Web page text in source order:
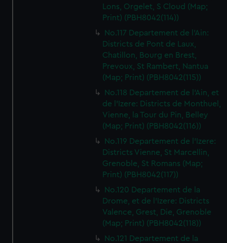
Lons, Orgelet, S Cloud (Map;
Print) (PBH8042(114))
No.117 Departement de l'Ain:
Districts de Pont de Laux,
Chatillon, Bourg en Brest,
Prevoux, St Rambert, Nantua
(Map; Print) (PBH8042(115))
No.118 Departement de l'Ain, et
de l'Izere: Districts de Monthuel,
Vienne, la Tour du Pin, Belley
(Map; Print) (PBH8042(116))
No.119 Departement de l'Izere:
Districts Vienne, St Marcellin,
Grenoble, St Romans (Map;
Print) (PBH8042(117))
No.120 Departement de la
Drome, et de l'Izere: Districts
Valence, Grest, Die, Grenoble
(Map; Print) (PBH8042(118))
No.121 Departement de la